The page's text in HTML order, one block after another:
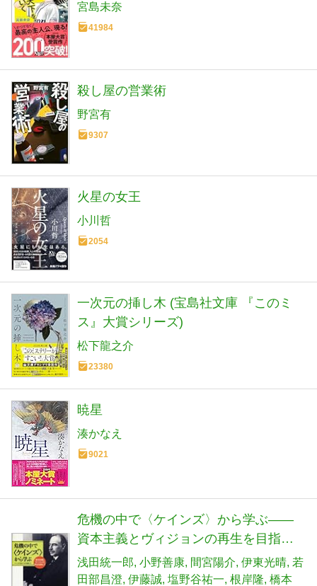
宮島未奈
41984
殺し屋の営業術
野宮有
9307
火星の女王
小川哲
2054
一次元の挿し木 (宝島社文庫 『このミ
ス』大賞シリーズ)
松下龍之介
23380
暁星
湊かなえ
9021
危機の中で〈ケインズ〉から学ぶ――
資本主義とヴィジョンの再生を目指し
て
浅田統一郎 小野善康 間宮陽介 伊東光晴 若
田部昌澄 伊藤誠 塩野谷祐一 根岸隆 橋本